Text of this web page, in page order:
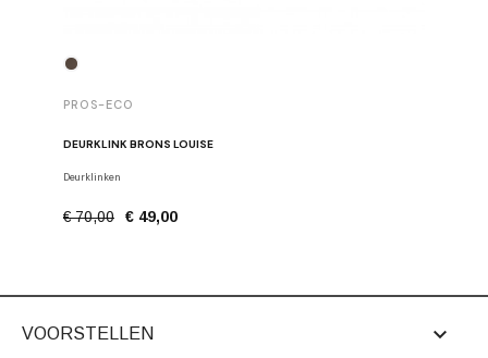
PROS-ECO
DEURKLINK BRONS LOUISE
Deurklinken
€ 70,00 € 49,00
VOORSTELLEN 